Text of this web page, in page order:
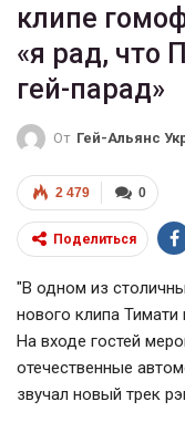
клипе
«я рад, что
гей-парад»
От Гей-Альянс
0
2 479
Поделиться
"В одном из
нового клипа
На входе гостей
отечественные
звучал новый трек